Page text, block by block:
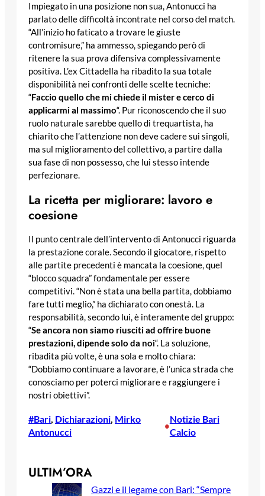
Impiegato in una posizione non sua, Antonucci ha
parlato delle difficoltà incontrate nel corso del match.
“All’inizio ho faticato a trovare le giuste
contromisure,” ha ammesso, spiegando però di
ritenere la sua prova difensiva complessivamente
positiva. L’ex Cittadella ha ribadito la sua totale
disponibilità nei confronti delle scelte tecniche:
“Faccio quello che mi chiede il mister e cerco di
applicarmi al massimo“. Pur riconoscendo che il suo
ruolo naturale sarebbe quello di trequartista, ha
chiarito che l’attenzione non deve cadere sui singoli,
ma sul miglioramento del collettivo, a partire dalla
sua fase di non possesso, che lui stesso intende
perfezionare.
La ricetta per migliorare: lavoro e
coesione
Il punto centrale dell’intervento di Antonucci riguarda
la prestazione corale. Secondo il giocatore, rispetto
alle partite precedenti è mancata la coesione, quel
“blocco squadra” fondamentale per essere
competitivi. “Non è stata una bella partita, dobbiamo
fare tutti meglio,” ha dichiarato con onestà. La
responsabilità, secondo lui, è interamente del gruppo:
“Se ancora non siamo riusciti ad offrire buone
prestazioni, dipende solo da noi“. La soluzione,
ribadita più volte, è una sola e molto chiara:
“Dobbiamo continuare a lavorare, è l’unica strada che
conosciamo per poterci migliorare e raggiungere i
nostri obiettivi”.
#Bari, Dichiarazioni, Mirko
Antonucci
•
Notizie Bari
Calcio
ULTIM’ORA
Gazzi e il legame con Bari: “Sempre